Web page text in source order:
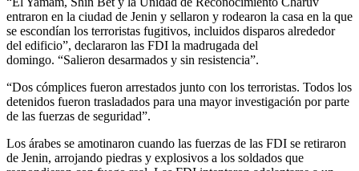
entraron en la ciudad de Jenin y sellaron y rodearon la casa en la que
se escondían los terroristas fugitivos, incluidos disparos alrededor
del edificio”, declararon las FDI la madrugada del
domingo. “Salieron desarmados y sin resistencia”.
“Dos cómplices fueron arrestados junto con los terroristas. Todos los
detenidos fueron trasladados para una mayor investigación por parte
de las fuerzas de seguridad”.
Los árabes se amotinaron cuando las fuerzas de las FDI se retiraron
de Jenin, arrojando piedras y explosivos a los soldados que